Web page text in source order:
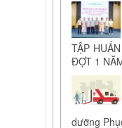
TẬP
ĐỢT 1
dưỡng